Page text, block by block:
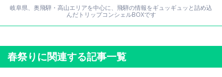
岐阜県、奥飛騨・高山エリアを中心に、飛騨の情報をギュッギュッと詰め込
んだトリップコンシェルBOXです
春祭りに関連する記事一覧